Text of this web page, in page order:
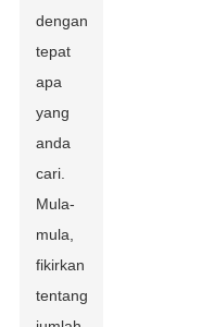
dengan
tepat
apa
yang
anda
cari.
Mula-
mula,
fikirkan
tentang